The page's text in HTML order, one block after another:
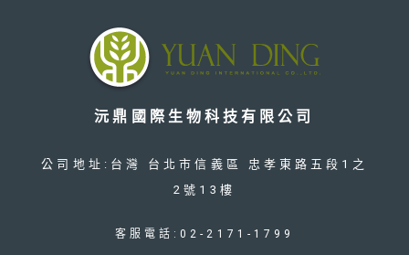
沅鼎國際生物科技有限公司
公司地址:台灣 台北市信義區 忠孝東路五段1之
2號13樓
客服電話:02-2171-1799